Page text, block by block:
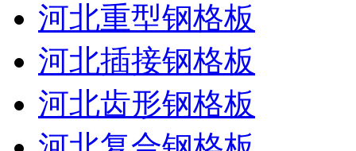
河北重型钢格板
河北插接钢格板
河北齿形钢格板